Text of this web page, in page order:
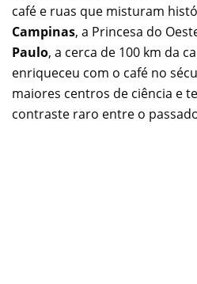
café e ruas que misturam
Campinas, a Princesa do
Paulo, a cerca de 100 km da
enriqueceu com o café no
maiores centros de ciência e
contraste raro entre o